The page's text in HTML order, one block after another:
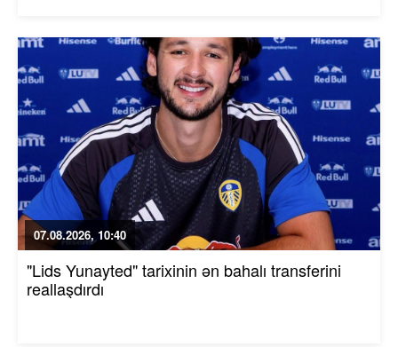
07.08.2026, 10:40
"Lids Yunayted" tarixinin ən bahalı transferini
reallaşdırdı